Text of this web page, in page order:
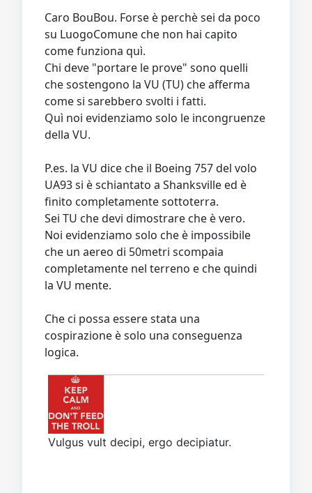
Caro BouBou. Forse è perchè sei da poco
su LuogoComune che non hai capito
come funziona quì.
Chi deve "portare le prove" sono quelli
che sostengono la VU (TU) che afferma
come si sarebbero svolti i fatti.
Quì noi evidenziamo solo le incongruenze
della VU.
P.es. la VU dice che il Boeing 757 del volo
UA93 si è schiantato a Shanksville ed è
finito completamente sottoterra.
Sei TU che devi dimostrare che è vero.
Noi evidenziamo solo che è impossibile
che un aereo di 50metri scompaia
completamente nel terreno e che quindi
la VU mente.
Che ci possa essere stata una
cospirazione è solo una conseguenza
logica.
Vulgus vult decipi, ergo decipiatur.